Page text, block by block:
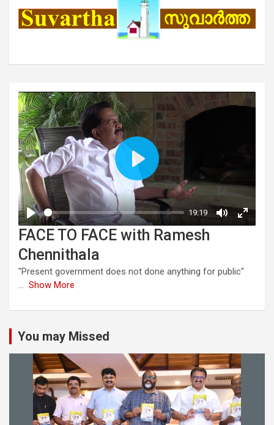
FACE TO FACE with Ramesh
Chennithala
"Present government does not done anything for public"
... Show More
You may Missed